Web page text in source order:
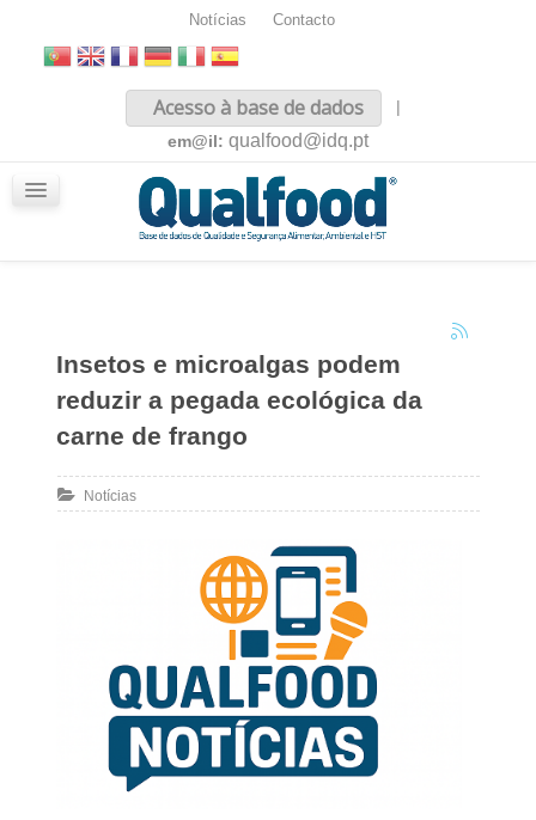
Notícias Contacto
Acesso à base de dados
|
em@il: qualfood@idq.pt
Insetos e microalgas podem
reduzir a pegada ecológica da
carne de frango
Notícias